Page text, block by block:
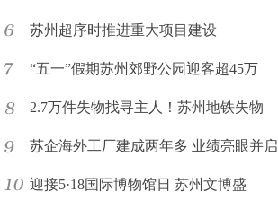
苏州超序时推进重大项目建设
“五一”假期苏州郊野公园迎客超45万
2.7万件失物找寻主人！苏州地铁失物
苏企海外工厂建成两年多 业绩亮眼并启
迎接5·18国际博物馆日 苏州文博盛